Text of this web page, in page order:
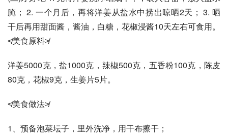
腌； 2. 一个月后，再将洋姜从盐水中捞出晾晒2天； 3. 晒
干后再用甜面酱，酱油，白糖，花椒浸酱10天左右可食用。
≮美食原料≯
洋姜5000克，盐1000克，辣椒500克，五香粉100克，陈皮
80克，花椒9克，生姜片5片。
≮美食做法≯
1、预备泡菜坛子，里外洗净，用干布擦干；